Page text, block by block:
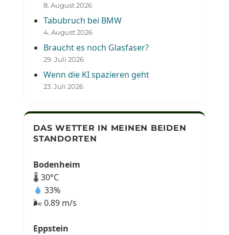
8. August 2026
Tabubruch bei BMW
4. August 2026
Braucht es noch Glasfaser?
29. Juli 2026
Wenn die KI spazieren geht
23. Juli 2026
DAS WETTER IN MEINEN BEIDEN
STANDORTEN
Bodenheim
🌡 30°C
33%
🌬 0.89 m/s
Eppstein